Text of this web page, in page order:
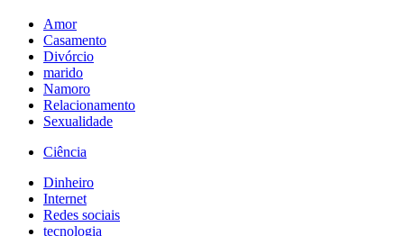
Amor
Casamento
Divórcio
marido
Namoro
Relacionamento
Sexualidade
Ciência
Dinheiro
Internet
Redes sociais
tecnologia